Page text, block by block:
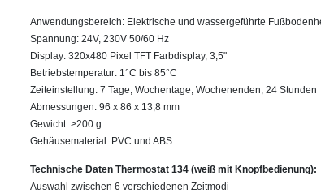
Anwendungsbereich: Elektrische und wassergeführte
Spannung: 24V, 230V 50/60 Hz
Display: 320x480 Pixel TFT Farbdisplay, 3,5"
Betriebstemperatur: 1°C bis 85°C
Zeiteinstellung: 7 Tage, Wochentage, Wochenenden, 24 Stunden
Abmessungen: 96 x 86 x 13,8 mm
Gewicht: >200 g
Gehäusematerial: PVC und ABS
Technische Daten Thermostat 134 (weiß mit Knopfbedienung):
Auswahl zwischen 6 verschiedenen Zeitmodi